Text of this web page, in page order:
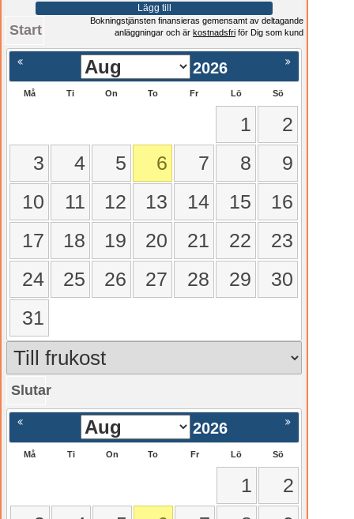
Lägg till
Start
Bokningstjänsten finansieras gemensamt av deltagande
anläggningar och är kostnadsfri för Dig som kund
2026
Må Ti On To Fr Lö Sö
1
2
3
4 5 6 7 8
9
10
11 12 13 14 15
16
17
18 19 20 21 22
23
24
25 26 27 28 29
30
31
Slutar
Nästa >
2026
Må Ti On To Fr Lö Sö
1
2